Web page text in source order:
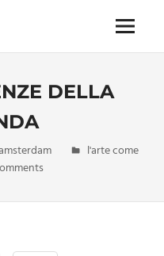
Menu
DELLA
l'arte come